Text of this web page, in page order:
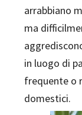
arrabbiano
ma
in luogo di
frequente o
domestici.